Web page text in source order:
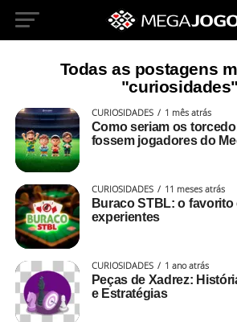
Todas as postagens
"curiosidades"
CURIOSIDADES 1 mês atrás
Como seriam os
fossem jogadores do
CURIOSIDADES 11 meses atrás
Buraco STBL: o
experientes
CURIOSIDADES 1 ano atrás
Peças de Xadrez:
e Estratégias